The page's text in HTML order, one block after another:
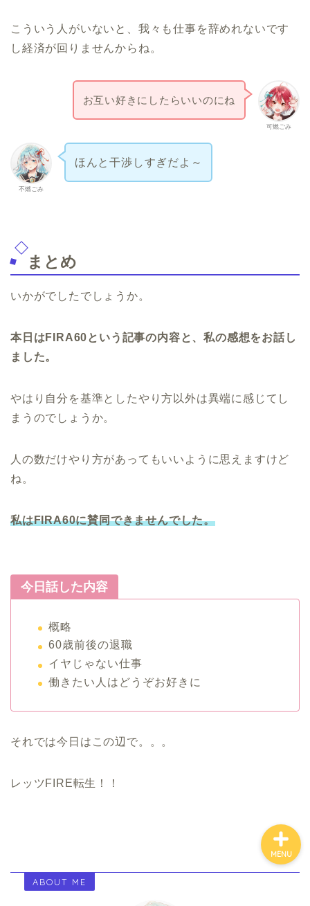
こういう人がいないと、我々も仕事を辞めれないです
し経済が回りませんからね。
可燃ごみ
お互い好きにしたらいいのにね
不燃ごみ
ほんと干渉しすぎだよ～
まとめ
いかがでしたでしょうか。
本日はFIRA60という記事の内容と、私の感想をお話し
ました。
やはり自分を基準としたやり方以外は異端に感じてし
まうのでしょうか。
人の数だけやり方があってもいいように思えますけど
ね。
私はFIRA60に賛同できませんでした。
今日話した内容
概略
60歳前後の退職
イヤじゃない仕事
働きたい人はどうぞお好きに
それでは今日はこの辺で。。。
レッツFIRE転生！！
ABOUT ME
MENU
お金について